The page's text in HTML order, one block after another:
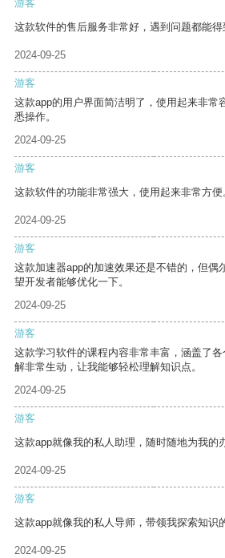
游客
这款软件的售后服务非常好，遇到问题都能得
2024-09-25
游客
这款app的用户界面简洁明了，使用起来非常
悉操作。
2024-09-25
游客
这款软件的功能非常强大，使用起来非常方便
2024-09-25
游客
这款加速器app的加速效果还是不错的，但偶
望开发者能够优化一下。
2024-09-25
游客
这款学习软件的课程内容非常丰富，涵盖了
解非常生动，让我能够轻松理解知识点。
2024-09-25
游客
这款app就像我的私人助理，随时随地为我的
2024-09-25
游客
这款app就像我的私人导师，带领我探索知识
2024-09-25